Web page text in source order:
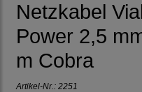
Netzkabel
Power 2,5
m Cobra
Artikel-Nr.: 2251